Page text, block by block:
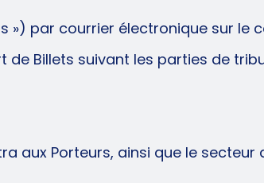
par courrier électronique sur
de Billets suivant les parties de
aux Porteurs, ainsi que le